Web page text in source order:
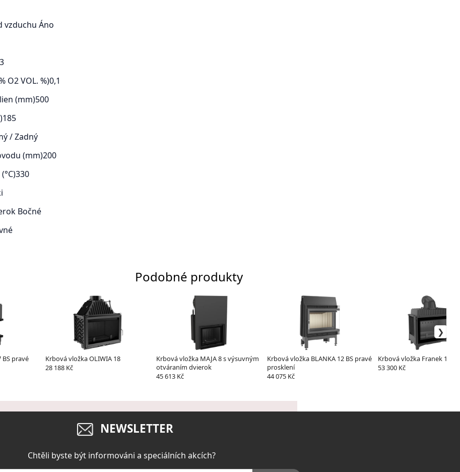
vzduchu Áno
O2 VOL. %)0,1
(mm)500
185
/ Zadný
(mm)200
330
Bočné
Podobné produkty
BS pravé
Krbová vložka OLIWIA 18
28 188 Kč
Krbová vložka MAJA 8 s výsuvným
otváraním dvierok
45 613 Kč
Krbová vložka BLANKA 12 BS pravé
prosklení
44 075 Kč
Krbová vložka Franek 14
53 300 Kč
NEWSLETTER
Chtěli byste být informováni a speciálních akcích?